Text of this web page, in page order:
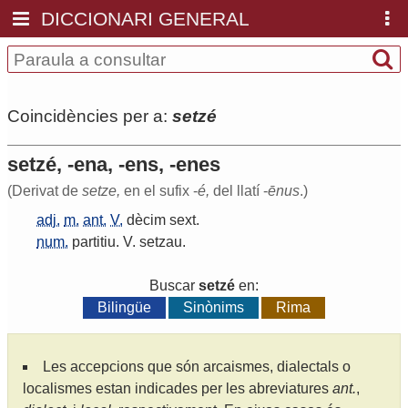
DICCIONARI GENERAL
Coincidències per a: setzé
setzé, -ena, -ens, -enes
(Derivat de setze, en el sufix -é, del llatí -ēnus.)
adj. m. ant. V. dècim sext.
num. partitiu. V. setzau.
Buscar setzé en:
Bilingüe
Sinònims Rima
Les accepcions que són arcaismes, dialectals o
localismes estan indicades per les abreviatures ant.,